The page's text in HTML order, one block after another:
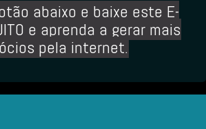
abaixo e baixe este E-
e aprenda a gerar mais
pela internet.